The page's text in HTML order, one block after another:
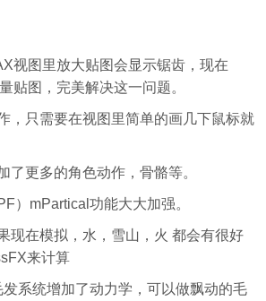
视图里放大贴图会显示锯齿，现在
贴图，完美解决这一问题。
，只需要在视图里简单的画几下鼠标就
了更多的角色动作，骨骼等。
）mPartical功能大大加强。
现在模拟，水，雪山，火 都会有很好
来计算
系统增加了动力学，可以做飘动的毛